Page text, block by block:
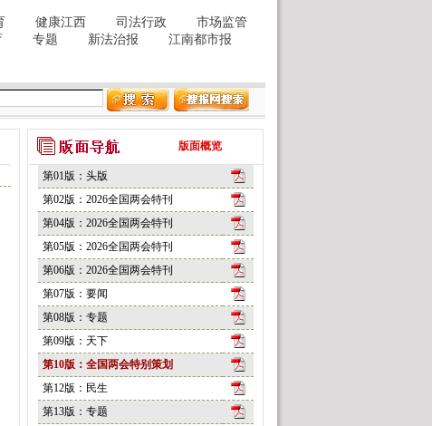
版面概览
第01版：头版
第02版：2026全国两会特刊
第04版：2026全国两会特刊
第05版：2026全国两会特刊
第06版：2026全国两会特刊
第07版：要闻
第08版：专题
第09版：天下
第10版：全国两会特别策划
第12版：民生
第13版：专题